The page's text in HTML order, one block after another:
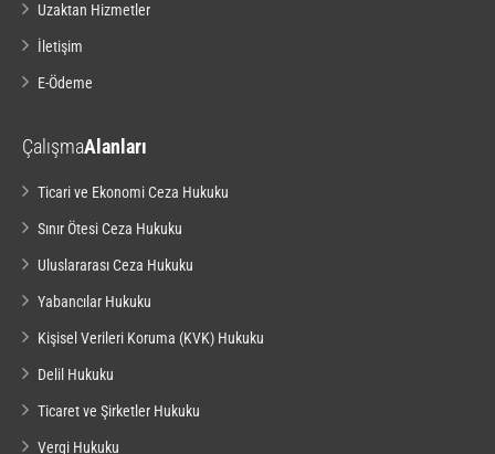
Uzaktan Hizmetler
İletişim
E-Ödeme
ÇalışmaAlanları
Ticari ve Ekonomi Ceza Hukuku
Sınır Ötesi Ceza Hukuku
Uluslararası Ceza Hukuku
Yabancılar Hukuku
Kişisel Verileri Koruma (KVK) Hukuku
Delil Hukuku
Ticaret ve Şirketler Hukuku
Vergi Hukuku